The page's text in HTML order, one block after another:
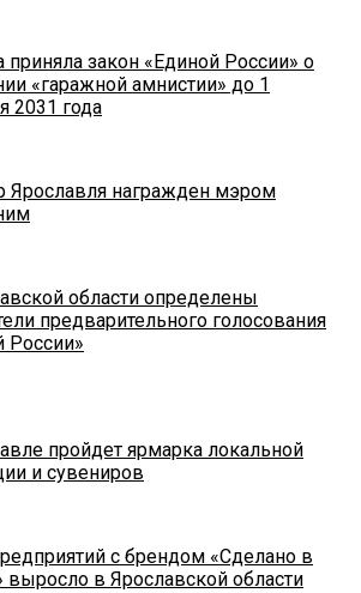
приняла закон «Единой России» о
«гаражной амнистии» до 1
2031 года
Ярославля награжден мэром
области определены
предварительного голосования
России»
пройдет ярмарка локальной
и сувениров
с брендом «Сделано в
выросло в Ярославской области